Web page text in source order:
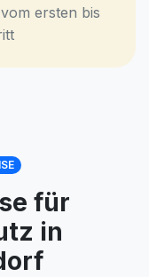
ersten bis
für
in